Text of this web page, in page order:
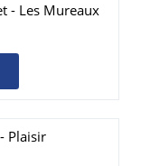
- Les Mureaux
Plaisir